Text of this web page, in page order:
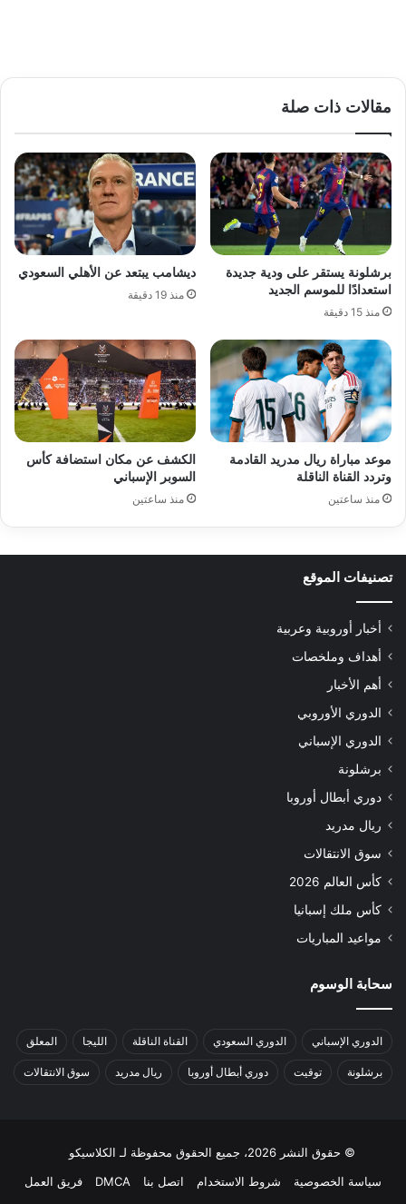
مقالات ذات صلة
برشلونة يستقر على ودية جديدة
استعدادًا للموسم الجديد
منذ 15 دقيقة
ديشامب يبتعد عن الأهلي السعودي
منذ 19 دقيقة
موعد مباراة ريال مدريد القادمة
وتردد القناة الناقلة
منذ ساعتين
الكشف عن مكان استضافة كأس
السوبر الإسباني
منذ ساعتين
تصنيفات الموقع
أخبار أوروبية وعربية
أهداف وملخصات
أهم الأخبار
الدوري الأوروبي
الدوري الإسباني
برشلونة
دوري أبطال أوروبا
ريال مدريد
سوق الانتقالات
كأس العالم 2026
كأس ملك إسبانيا
مواعيد المباريات
سحابة الوسوم
الدوري الإسباني الدوري السعودي القناة الناقلة الليجا المعلق
برشلونة توقيت دوري أبطال أوروبا ريال مدريد سوق الانتقالات
© حقوق النشر 2026، جميع الحقوق محفوظة لـ الكلاسيكو
سياسة الخصوصية
شروط الاستخدام اتصل بنا DMCA فريق العمل